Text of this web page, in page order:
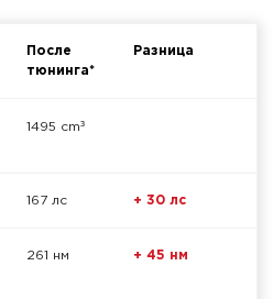
После
тюнинга*
Разница
1495 cm³
167 лс + 30 лс
261 нм + 45 нм